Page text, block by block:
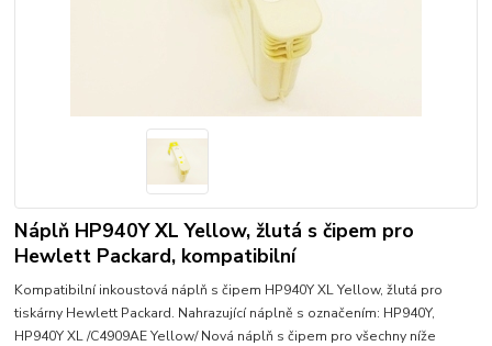
Náplň HP940Y XL Yellow, žlutá s čipem pro
Hewlett Packard, kompatibilní
Kompatibilní inkoustová náplň s čipem HP940Y XL Yellow, žlutá pro
tiskárny Hewlett Packard. Nahrazující náplně s označením: HP940Y,
HP940Y XL / C4909AE Yellow/ Nová náplň s čipem pro všechny níže